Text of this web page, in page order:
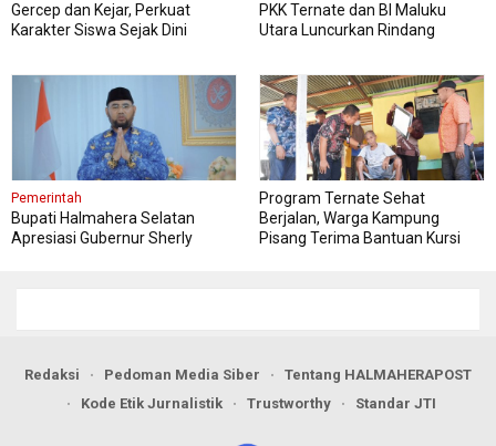
Gercep dan Kejar, Perkuat
Karakter Siswa Sejak Dini
PKK Ternate dan BI Maluku
Utara Luncurkan Rindang
Pemerintah
Bupati Halmahera Selatan
Apresiasi Gubernur Sherly
Program Ternate Sehat
Berjalan, Warga Kampung
Pisang Terima Bantuan Kursi
Redaksi Pedoman Media Siber
Tentang HALMAHERAPOST
Kode Etik Jurnalistik
Trustworthy Standar JTI